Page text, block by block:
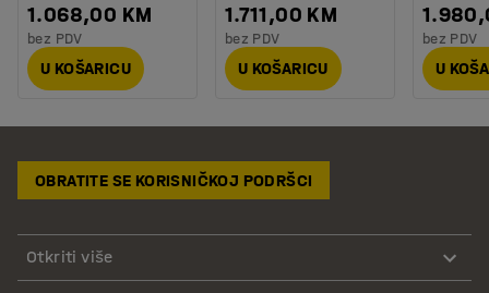
1.068,00 KM
bez PDV
U KOŠARICU
1.711,00 KM
bez PDV
U KOŠARICU
bez PDV
U
OBRATITE SE KORISNIČKOJ PODRŠCI
Otkriti više